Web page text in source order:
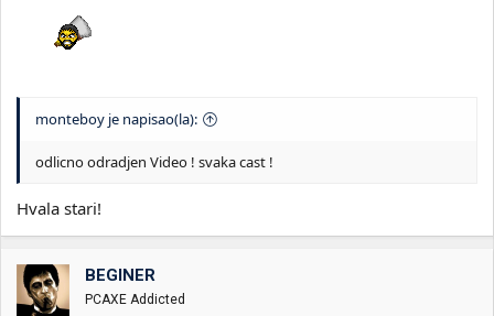
monteboy je napisao(la):
odlicno odradjen Video ! svaka cast !
Hvala stari!
BEGINER
PCAXE Addicted